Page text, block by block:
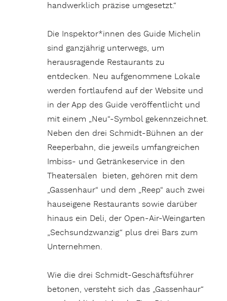
handwerklich präzise umgesetzt.“
Die Inspektor*innen des Guide Michelin
sind ganzjährig unterwegs, um
herausragende Restaurants zu
entdecken. Neu aufgenommene Lokale
werden fortlaufend auf der Website und
in der App des Guide veröffentlicht und
mit einem „Neu“-Symbol gekennzeichnet.
Neben den drei Schmidt-Bühnen an der
Reeperbahn, die jeweils umfangreichen
Imbiss- und Getränkeservice in den
Theatersälen bieten, gehören mit dem
„Gassenhaur“ und dem „Reep“ auch zwei
hauseigene Restaurants sowie darüber
hinaus ein Deli, der Open-Air-Weingarten
„Sechsundzwanzig“ plus drei Bars zum
Unternehmen.
Wie die drei Schmidt-Geschäftsführer
betonen, versteht sich das „Gassenhaur“